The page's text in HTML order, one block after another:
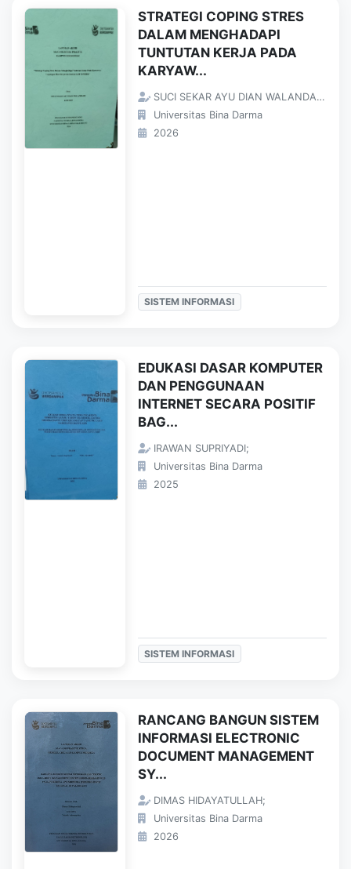
STRATEGI COPING STRES
DALAM MENGHADAPI
TUNTUTAN KERJA PADA
KARYAW...
SUCI SEKAR AYU DIAN WALANDARI;
Universitas Bina Darma
2026
SISTEM INFORMASI
EDUKASI DASAR KOMPUTER
DAN PENGGUNAAN
INTERNET SECARA POSITIF
BAG...
IRAWAN SUPRIYADI;
Universitas Bina Darma
2025
SISTEM INFORMASI
RANCANG BANGUN SISTEM
INFORMASI ELECTRONIC
DOCUMENT MANAGEMENT
SY...
DIMAS HIDAYATULLAH;
Universitas Bina Darma
2026